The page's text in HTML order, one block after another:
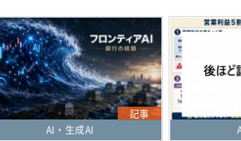
記事
AI・生成AI